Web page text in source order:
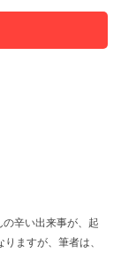
辛い出来事が、起
ますが、筆者は、